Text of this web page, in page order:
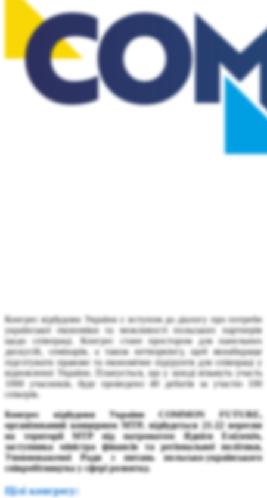
Конгрес відбудови України є вступом до діалогу про потреби
української економіки та можливості польських партнерів
щодо співпраці. Конгрес стане простором для панельних
дискусій, семінарів, а також нетворкінгу, щоб якнайкраще
підготувати правове та економічне підґрунтя для співпраці у
відновленні України. Планується, що у заході візьмуть участь
1000 учасників, буде проведено 40 дебатів за участю 100
спікерів.
Конгрес відбудови України COMMON FUTURE,
організований концерном MTP, відбудеться 21-22 вересня
на території MTP під патронатом Ядвіги Емілевіч,
заступника міністра фінансів та регіональної політики,
Уповноваженої Ради з питань польсько-українського
співробітництва у сфері розвитку.
Цілі конгресу: